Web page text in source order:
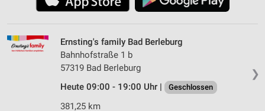
❯
Ernsting's family Bad Berleburg
Bahnhofstraße 1 b
57319 Bad Berleburg
Heute 09:00 - 19:00 Uhr |
Geschlossen
381,25 km